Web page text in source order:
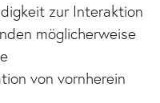
zur Interaktion
möglicherweise
von vornherein